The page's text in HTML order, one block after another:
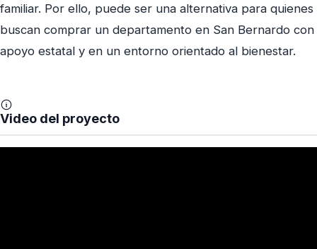
familiar. Por ello, puede ser una alternativa para quienes
buscan comprar un departamento en San Bernardo con
apoyo estatal y en un entorno orientado al bienestar.
Video del proyecto